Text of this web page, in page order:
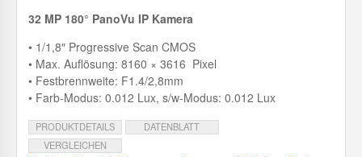
32 MP 180° PanoVu IP Kamera
• 1/1,8″ Progressive Scan CMOS
• Max. Auflösung: 8160 × 3616 Pixel
• Festbrennweite: F1.4/2,8mm
• Farb-Modus: 0.012 Lux, s/w-Modus: 0.012 Lux
PRODUKTDETAILS
DATENBLATT
VERGLEICHEN